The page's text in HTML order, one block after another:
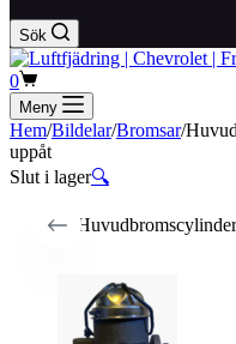
Sök
Varukorg
0
Meny
Hem/Bildelar/Bromsar/
uppåt
Slut i lager🔍